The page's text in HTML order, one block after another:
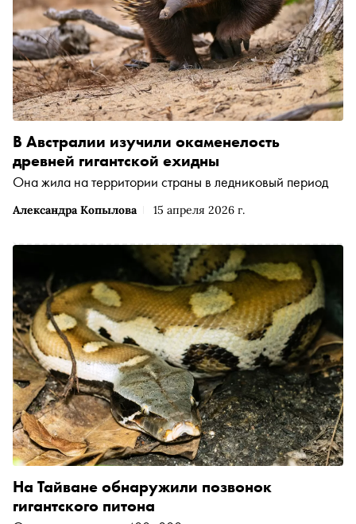
Александра Копылова 15 апреля 2026 г.
В Австралии изучили окаменелость
древней гигантской ехидны
Она жила на территории страны в ледниковый период
На Тайване обнаружили позвонок
гигантского питона